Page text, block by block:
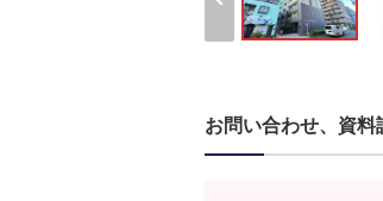
お問い合わせ、資